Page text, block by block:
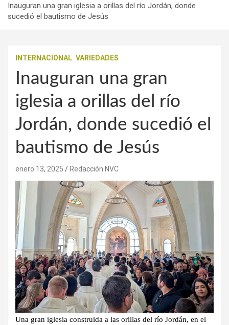
Inauguran una gran iglesia a orillas del río Jordán, donde
sucedió el bautismo de Jesús
INTERNACIONAL VARIEDADES
Inauguran una gran
iglesia a orillas del río
Jordán, donde sucedió el
bautismo de Jesús
enero 13, 2025 Redacción NVC
Una gran iglesia construida a las orillas del río Jordán, en el